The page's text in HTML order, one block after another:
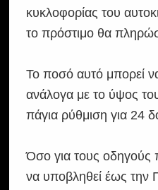
κυκλοφορίας του
το πρόστιμο θα
Το ποσό αυτό μπορεί
ανάλογα με το ύψος
πάγια ρύθμιση για 24
Όσο για τους οδηγούς
να υποβληθεί έως την